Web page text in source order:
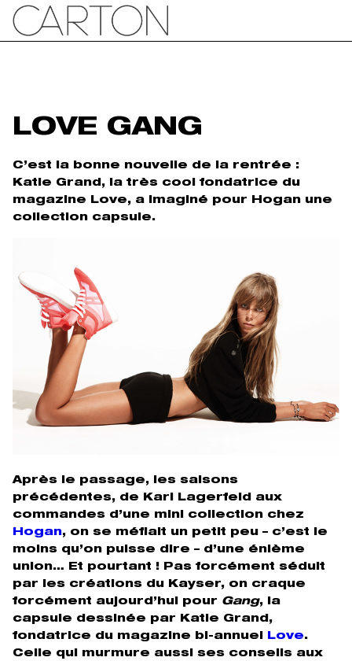
LOVE GANG
C’est la bonne nouvelle de la rentrée :
Katie Grand, la très cool fondatrice du
magazine Love, a imaginé pour Hogan une
collection capsule.
Après le passage, les saisons
précédentes, de Karl Lagerfeld aux
commandes d’une mini collection chez
Hogan, on se méfiait un petit peu – c’est le
moins qu’on puisse dire – d’une énième
union… Et pourtant ! Pas forcément séduit
par les créations du Kayser, on craque
forcément aujourd’hui pour Gang, la
capsule dessinée par Katie Grand,
fondatrice du magazine bi-annuel
Love.
Celle qui murmure aussi ses conseils aux